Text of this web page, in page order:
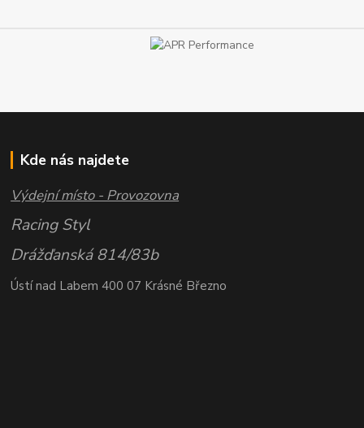
Kde nás najdete
Výdejní místo - Provozovna
Racing Styl
Drážďanská 814/83b
Ústí nad Labem 400 07 Krásné Březno